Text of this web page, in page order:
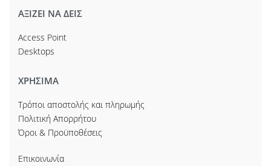
ΑΞΙΖΕΙ ΝΑ ΔΕΙΣ
Access Point
Desktops
ΧΡΗΣΙΜΑ
Τρόποι αποστολής και πληρωμής
Πολιτική Απορρήτου
Όροι & Προϋποθέσεις
Επικοινωνία